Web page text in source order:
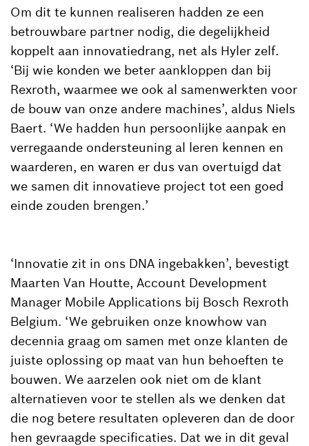
Om dit te kunnen realiseren hadden ze een
betrouwbare partner nodig, die degelijkheid
koppelt aan innovatiedrang, net als Hyler zelf.
‘Bij wie konden we beter aankloppen dan bij
Rexroth, waarmee we ook al samenwerkten voor
de bouw van onze andere machines’, aldus Niels
Baert. ‘We hadden hun persoonlijke aanpak en
verregaande ondersteuning al leren kennen en
waarderen, en waren er dus van overtuigd dat
we samen dit innovatieve project tot een goed
einde zouden brengen.’
‘Innovatie zit in ons DNA ingebakken’, bevestigt
Maarten Van Houtte, Account Development
Manager Mobile Applications bij Bosch Rexroth
Belgium. ‘We gebruiken onze knowhow van
decennia graag om samen met onze klanten de
juiste oplossing op maat van hun behoeften te
bouwen. We aarzelen ook niet om de klant
alternatieven voor te stellen als we denken dat
die nog betere resultaten opleveren dan de door
hen gevraagde specificaties. Dat we in dit geval